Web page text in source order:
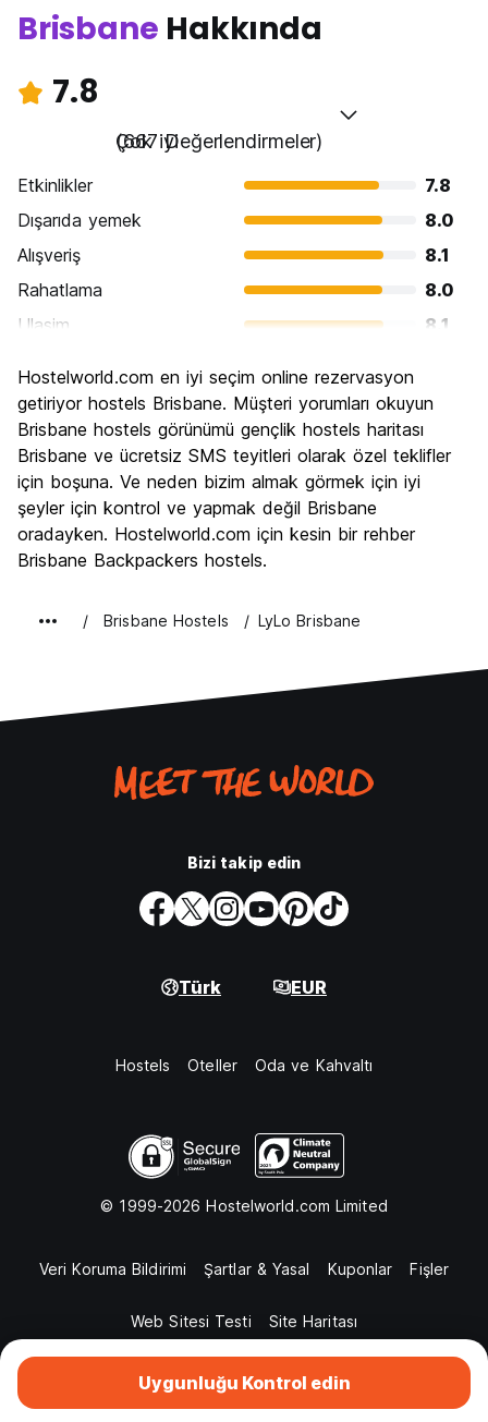
Uygunluğu Kontrol edin
Brisbane Hakkında
7.8
Çok iyi
(667 Değerlendirmeler)
Etkinlikler
7.8
Dışarıda yemek
8.0
Alışveriş
8.1
Rahatlama
8.0
Ulasim
8.1
Kültür
7.6
Gece hayatı
Ekonomik
7.1
Hostelworld.com en iyi seçim online rezervasyon
getiriyor hostels Brisbane. Müşteri yorumları okuyun
Brisbane hostels görünümü gençlik hostels haritası
Brisbane ve ücretsiz SMS teyitleri olarak özel teklifler
için boşuna. Ve neden bizim almak görmek için iyi
şeyler için kontrol ve yapmak değil Brisbane
oradayken. Hostelworld.com için kesin bir rehber
Brisbane Backpackers hostels.
Brisbane Hostels LyLo Brisbane
Bizi takip edin
Türk EUR
Hostels Oteller Oda ve Kahvaltı
© 1999-2026 Hostelworld.com Limited
Veri Koruma Bildirimi Şartlar & Yasal Kuponlar Fişler
Web Sitesi Testi Site Haritası